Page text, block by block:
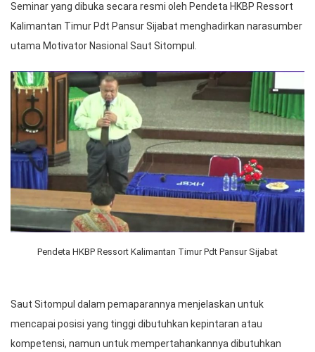
Seminar yang dibuka secara resmi oleh Pendeta HKBP Ressort
Kalimantan Timur Pdt Pansur Sijabat menghadirkan narasumber
utama Motivator Nasional Saut Sitompul.
Pendeta HKBP Ressort Kalimantan Timur Pdt Pansur Sijabat
Saut Sitompul dalam pemaparannya menjelaskan untuk
mencapai posisi yang tinggi dibutuhkan kepintaran atau
kompetensi, namun untuk mempertahankannya dibutuhkan